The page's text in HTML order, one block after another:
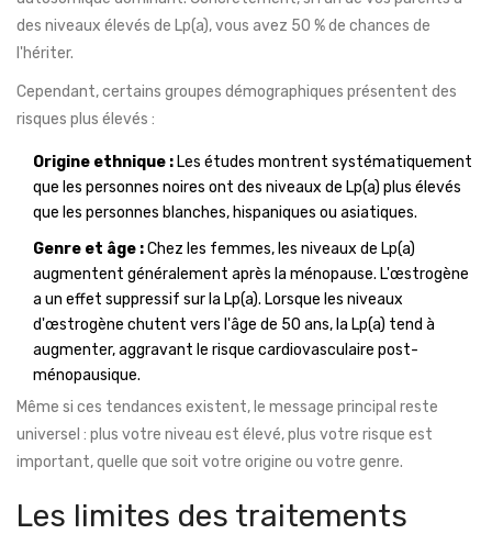
des niveaux élevés de Lp(a), vous avez 50 % de chances de
l'hériter.
Cependant, certains groupes démographiques présentent des
risques plus élevés :
Origine ethnique : Les études montrent systématiquement
que les personnes noires ont des niveaux de Lp(a) plus élevés
que les personnes blanches, hispaniques ou asiatiques.
Genre et âge :Chez les femmes, les niveaux de Lp(a)
augmentent généralement après la ménopause. L'œstrogène
a un effet suppressif sur la Lp(a). Lorsque les niveaux
d'œstrogène chutent vers l'âge de 50 ans, la Lp(a) tend à
augmenter, aggravant le risque cardiovasculaire post-
ménopausique.
Même si ces tendances existent, le message principal reste
universel : plus votre niveau est élevé, plus votre risque est
important, quelle que soit votre origine ou votre genre.
Les limites des traitements